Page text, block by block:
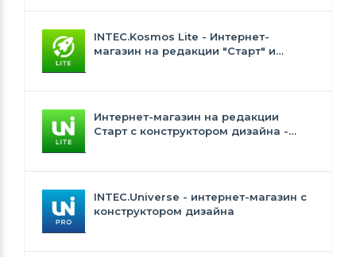
INTEC.Kosmos Lite - Интернет-
магазин на редакции "Старт" и
Интернет-магазин на редакции
Старт с конструктором дизайна -
INTEC.Universe - интернет-магазин с
конструктором дизайна